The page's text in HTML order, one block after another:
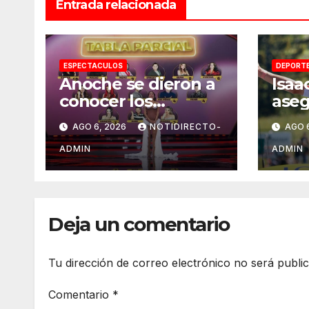
Entrada relacionada
ESPECTACULOS
Anoche se dieron a
conocer los
nominados de La
Casa de los
Famosos México
2026 en la segunda
AGO 6, 2026 NOTIDIRECTO-
ADMIN
AGO
ADMIN
Deja un comentario
Tu dirección de correo electrónico no será
Comentario *